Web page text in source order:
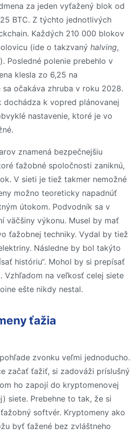
za jeden vyťažený blok od
BTC. Z týchto jednotlivých
Každých 210 000 blokov
(ide o takzvaný halving,
). Posledné polenie prebehlo v
klesla zo 6,25 na
sa očakáva zhruba v roku 2028.
dochádza k vopred plánovanej
nastavenie, ktoré je vo
znamená bezpečnejšiu
ťažobné spoločnosti zaniknú,
V sieti je tiež takmer nemožné
možno teoreticky napadnúť
útokom. Podvodník sa v
väčšiny výkonu. Musel by mať
ťažobnej techniky. Vydal by tiež
Následne by bol takýto
históriu“. Mohol by si prepísať
Vzhľadom na veľkosť celej siete
ešte nikdy nestal.
ťažia
zvonku veľmi jednoducho.
začať ťažiť, si zadováži príslušný
ho zapojí do kryptomenovej
siete. Prebehne to tak, že si
softvér. Kryptomeny ako
byť ťažené bez zvláštneho